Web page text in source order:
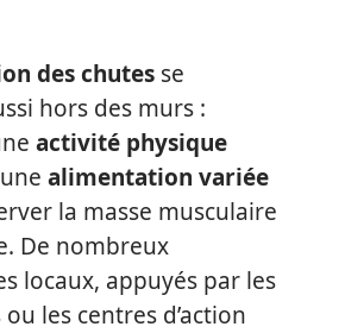
des chutes se
hors des murs :
activité physique
alimentation variée
la masse musculaire
De nombreux
locaux, appuyés par les
les centres d’action